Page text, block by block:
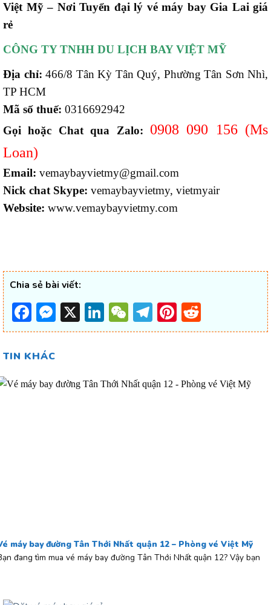
Việt Mỹ – Nơi Tuyển đại lý vé máy bay Gia Lai giá
rẻ
CÔNG TY TNHH DU LỊCH BAY VIỆT MỸ
Địa chỉ: 466/8 Tân Kỳ Tân Quý, Phường Tân Sơn Nhì,
TP HCM
Mã số thuế: 0316692942
Gọi hoặc Chat qua Zalo:
0908 090 156 (Ms
Loan)
Email: vemaybayvietmy@gmail.com
Nick chat Skype: vemaybayvietmy, vietmyair
Website: www.vemaybayvietmy.com
Chia sẻ bài viết:
Facebook
Messenger
X LinkedIn
WeChat
Telegram
Pinterest
TIN KHÁC
máy bay đường Tân Thới Nhất quận 12 – Phòng vé Việt Mỹ
đang tìm mua vé máy bay đường Tân Thới Nhất quận 12? Vậy bạn